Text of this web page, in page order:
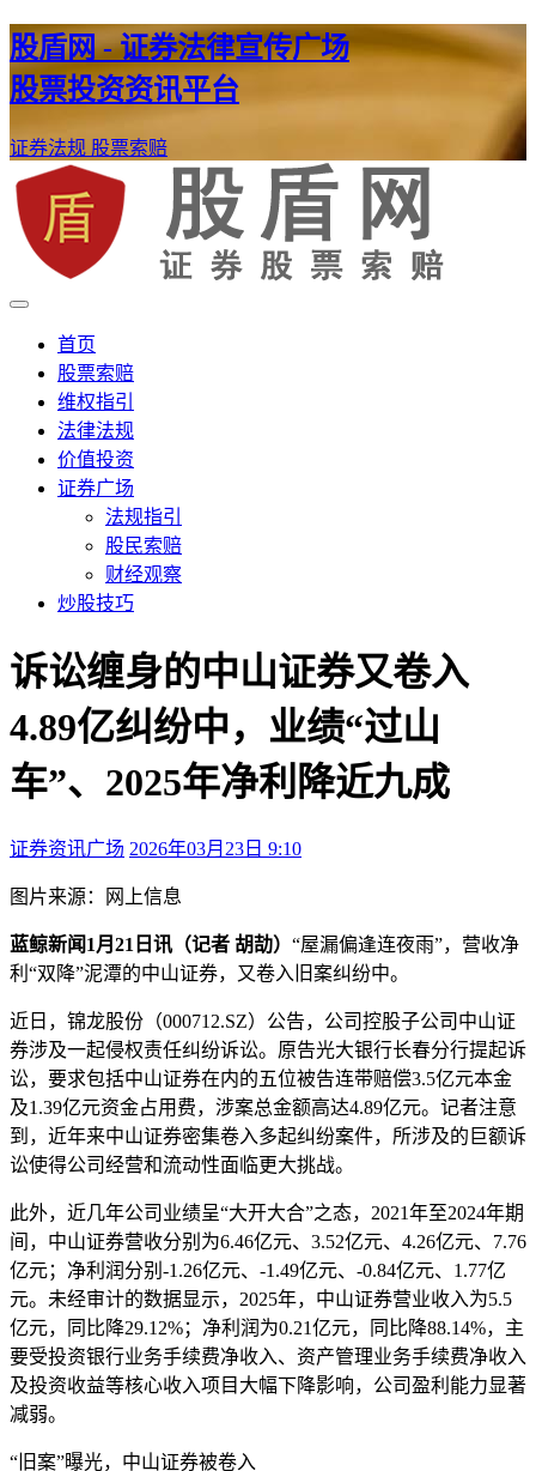
股盾网 - 证券法律宣传广场
股票投资资讯平台
证券法规 股票索赔
股盾网
证券股票维权网
首页
股票索赔
维权指引
法律法规
价值投资
证券广场
法规指引
股民索赔
财经观察
炒股技巧
诉讼缠身的中山证券又卷入
4.89亿纠纷中，业绩“过山
车”、2025年净利降近九成
证券资讯广场 2026年03月23日 9:10
图片来源： 网上信息
蓝鲸新闻1月21日讯（记者 胡劼） “屋漏偏逢连夜雨”，营收净
利“双降”泥潭的中山证券，又卷入旧案纠纷中。
近日，锦龙股份（000712.SZ）公告，公司控股子公司中山证
券涉及一起侵权责任纠纷诉讼。原告光大银行长春分行提起诉
讼，要求包括中山证券在内的五位被告连带赔偿3.5亿元本金
及1.39亿元资金占用费，涉案总金额高达4.89亿元。记者注意
到，近年来中山证券密集卷入多起纠纷案件，所涉及的巨额诉
讼使得公司经营和流动性面临更大挑战。
此外，近几年公司业绩呈“大开大合”之态，2021年至2024年期
间，中山证券营收分别为6.46亿元、3.52亿元、4.26亿元、7.76
亿元；净利润分别-1.26亿元、-1.49亿元、-0.84亿元、1.77亿
元。未经审计的数据显示，2025年，中山证券营业收入为5.5
亿元，同比降29.12%；净利润为0.21亿元，同比降88.14%，主
要受投资银行业务手续费净收入、资产管理业务手续费净收入
及投资收益等核心收入项目大幅下降影响，公司盈利能力显著
减弱。
“旧案”曝光，中山证券被卷入